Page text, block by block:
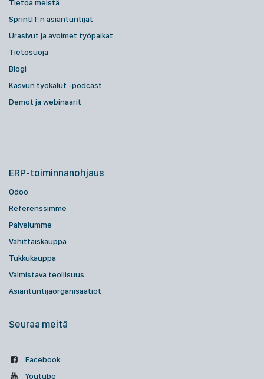
Tietoa meistä
SprintIT:n asiantuntijat
Urasivut ja avoimet työpaikat
Tietosuoja
Blogi
Kasvun työkalut -podcast
Demot ja webinaarit
ERP-toiminnanohjaus
Odoo
Referenssimme
Palvelumme
Vähittäiskauppa
Tukkukauppa
Valmistava teollisuus
Asiantuntijaorganisaatiot
Seuraa meitä
Facebook
Youtube